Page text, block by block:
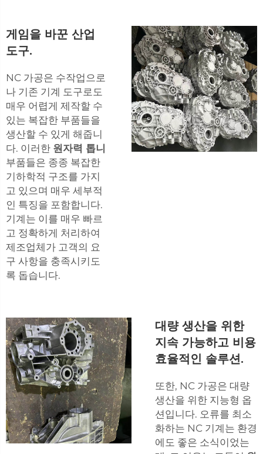
게임을 바꾼 산업
도구.
NC 가공은 수작업으로
나 기존 기계 도구로도
매우 어렵게 제작할 수
있는 복잡한 부품들을
생산할 수 있게 해줍니
다. 이러한 원자력 톱니
부품들은 종종 복잡한
기하학적 구조를 가지
고 있으며 매우 세부적
인 특징을 포함합니다.
기계는 이를 매우 빠르
고 정확하게 처리하여
제조업체가 고객의 요
구 사항을 충족시키도
록 돕습니다.
대량 생산을 위한
지속 가능하고 비용
효율적인 솔루션.
또한, NC 가공은 대량
생산을 위한 지능형 옵
션입니다. 오류를 최소
화하는 NC 기계는 환경
에도 좋은 소식이었는